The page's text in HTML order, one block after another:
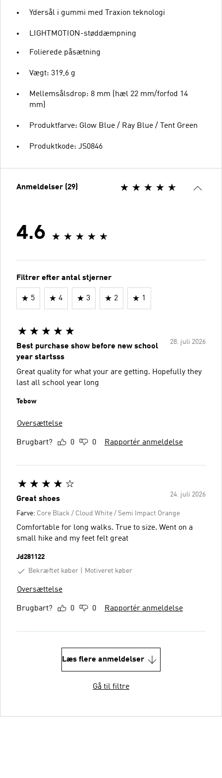
Ydersål i gummi med Traxion teknologi
LIGHTMOTION-støddæmpning
Folierede påsætning
Vægt: 319,6 g
Mellemsålsdrop: 8 mm (hæl 22 mm/forfod 14
mm)
Produktfarve: Glow Blue / Ray Blue / Tent Green
Produktkode: JS0846
Anmeldelser (29)
4.6
Filtrer efter antal stjerner
5 4 3 2 1
28. juli 2026
Best purchase show before new school
year startsss
Great quality for what your are getting. Hopefully they
last all school year long
Tebow
Oversættelse
Brugbart? 0 0 Rapportér anmeldelse
24. juli 2026
Great shoes
Farve: Core Black / Cloud White / Semi Impact Orange
Comfortable for long walks. True to size. Went on a
small hike and my feet felt great
Jd281122
Bekræftet køber
Motiveret køber
Oversættelse
Brugbart? 0 0 Rapportér anmeldelse
Læs flere anmeldelser
Gå til filtre